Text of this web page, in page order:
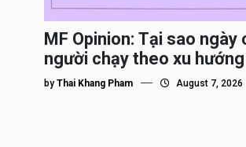
MF Opinion: Tại sao ngày
người chạy theo xu
Dupe”?
by Thai Khang Pham August 7, 2026